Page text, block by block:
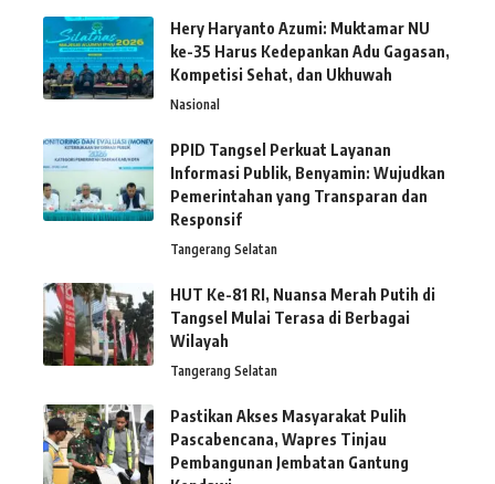
Hery Haryanto Azumi: Muktamar NU
ke-35 Harus Kedepankan Adu Gagasan,
Kompetisi Sehat, dan Ukhuwah
Nasional
PPID Tangsel Perkuat Layanan
Informasi Publik, Benyamin: Wujudkan
Pemerintahan yang Transparan dan
Responsif
Tangerang Selatan
HUT Ke-81 RI, Nuansa Merah Putih di
Tangsel Mulai Terasa di Berbagai
Wilayah
Tangerang Selatan
Pastikan Akses Masyarakat Pulih
Pascabencana, Wapres Tinjau
Pembangunan Jembatan Gantung